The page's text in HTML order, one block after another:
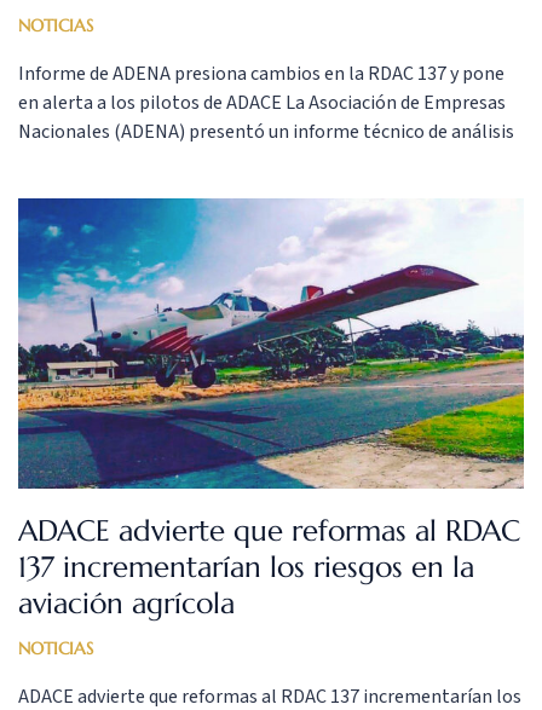
NOTICIAS
Informe de ADENA presiona cambios en la RDAC 137 y pone
en alerta a los pilotos de ADACE La Asociación de Empresas
Nacionales (ADENA) presentó un informe técnico de análisis
directamente en las condiciones de trabajo, entrenamiento y
[…]
ADACE advierte que reformas al RDAC
137 incrementarían los riesgos en la
aviación agrícola
NOTICIAS
ADACE advierte que reformas al RDAC 137 incrementarían los